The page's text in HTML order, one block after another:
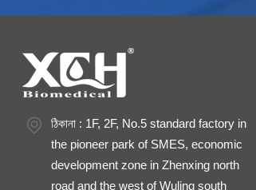
ঠিকানা : 1F, 2F, No.5 standard factory in
the pioneer park of SMES, economic
development zone in Zhenxing north
road and the west of Wuling south